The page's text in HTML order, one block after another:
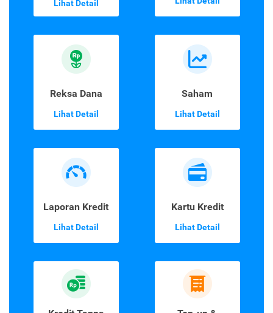
Lihat Detail
Reksa Dana
Lihat Detail
Saham
Lihat Detail
Laporan Kredit
Lihat Detail
Kartu Kredit
Lihat Detail